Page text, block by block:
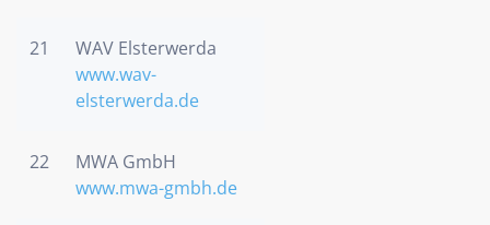
21
WAV Elsterwerda
www.wav-
elsterwerda.de
22
MWA GmbH
www.mwa-gmbh.de